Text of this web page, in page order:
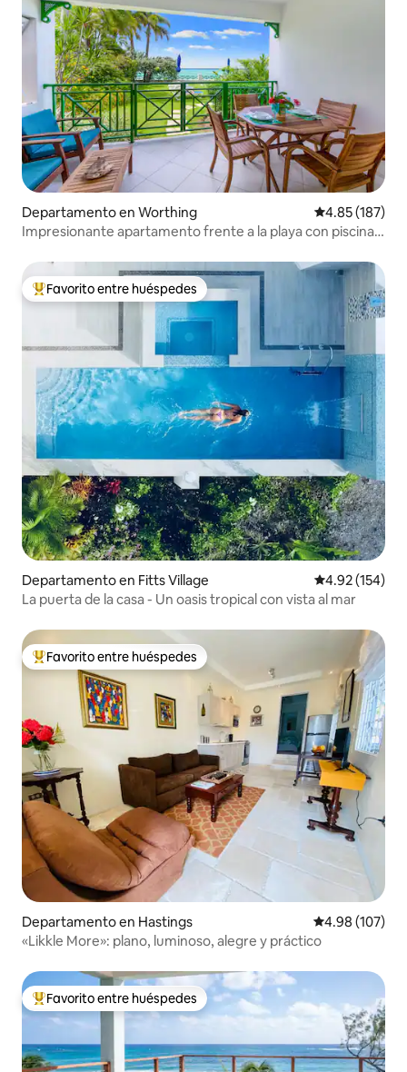
Departamento en Worthing Calificación
4.85 (187)
Impresionante apartamento frente a la playa con piscina y
De los mejores en Favorito entre huéspedes
Favorito entre huéspedes
Departamento en Fitts Village Calificación
4.92 (154)
La puerta de la casa - Un oasis tropical con vista al mar
De los mejores en Favorito entre huéspedes
Favorito entre huéspedes
Departamento en Hastings Calificación
4.98 (107)
«Likkle More»: plano, luminoso, alegre y práctico
De los mejores en Favorito entre huéspedes
Favorito entre huéspedes